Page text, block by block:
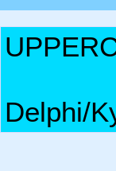
Delphi/